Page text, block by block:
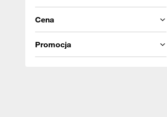
Cena
Promocja